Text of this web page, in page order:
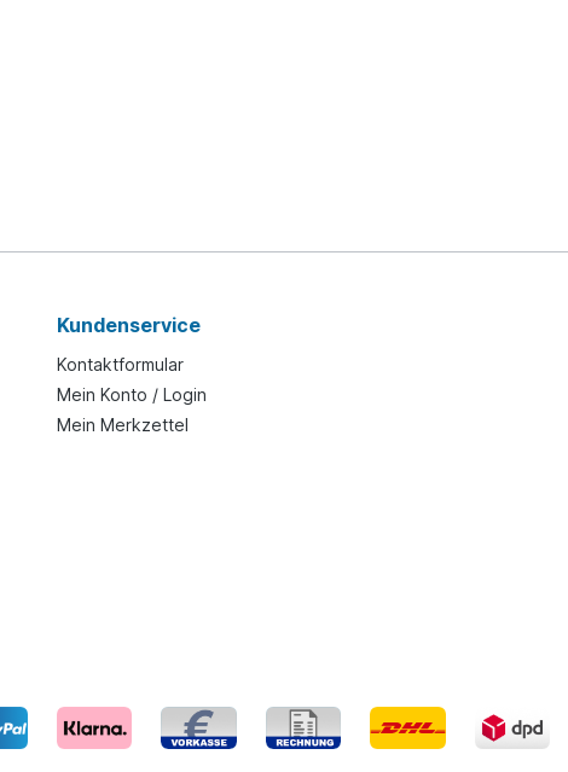
Kundenservice
Kontaktformular
Mein Konto / Login
Mein Merkzettel